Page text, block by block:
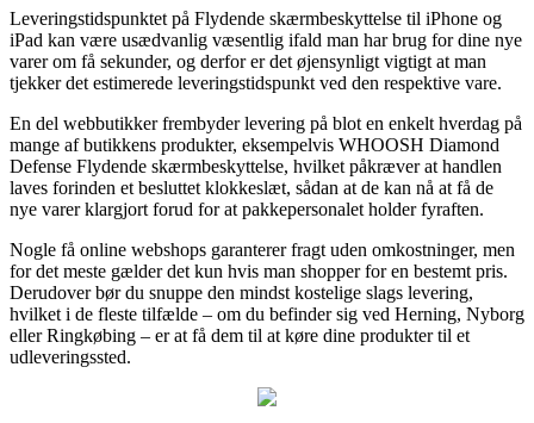
Leveringstidspunktet på Flydende skærmbeskyttelse til iPhone og
iPad kan være usædvanlig væsentlig ifald man har brug for dine nye
varer om få sekunder, og derfor er det øjensynligt vigtigt at man
tjekker det estimerede leveringstidspunkt ved den respektive vare.
En del webbutikker frembyder levering på blot en enkelt hverdag på
mange af butikkens produkter, eksempelvis WHOOSH Diamond
Defense Flydende skærmbeskyttelse, hvilket påkræver at handlen
laves forinden et besluttet klokkeslæt, sådan at de kan nå at få de
nye varer klargjort forud for at pakkepersonalet holder fyraften.
Nogle få online webshops garanterer fragt uden omkostninger, men
for det meste gælder det kun hvis man shopper for en bestemt pris.
Derudover bør du snuppe den mindst kostelige slags levering,
hvilket i de fleste tilfælde – om du befinder sig ved Herning, Nyborg
eller Ringkøbing – er at få dem til at køre dine produkter til et
udleveringssted.